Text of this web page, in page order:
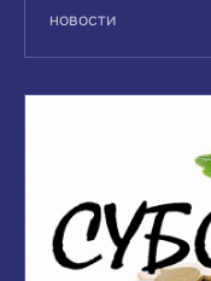
новости